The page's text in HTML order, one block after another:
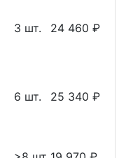
3 шт. 24 460 ₽
6 шт. 25 340 ₽